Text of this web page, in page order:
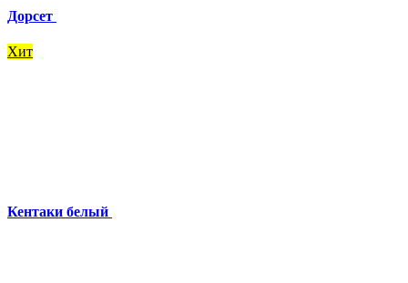
Дорсет
Хит
Кентаки белый